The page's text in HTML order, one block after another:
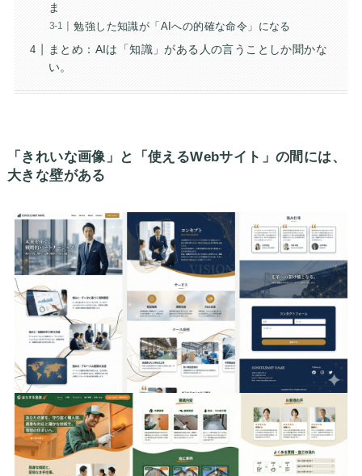
ま
勉強した知識が「AIへの的確な命令」になる
まとめ：AIは「知識」がある人の言うことしか聞かな
い。
「きれいな画像」と「使えるWebサイト」の間には、
大きな壁がある